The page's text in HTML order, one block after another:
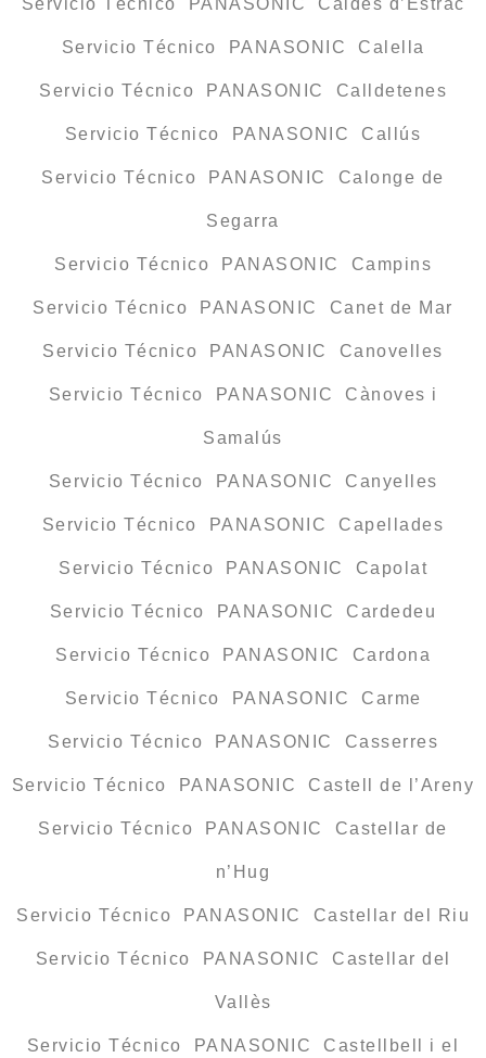
Servicio Técnico PANASONIC Caldes d’Estrac
Servicio Técnico PANASONIC Calella
Servicio Técnico PANASONIC Calldetenes
Servicio Técnico PANASONIC Callús
Servicio Técnico PANASONIC Calonge de
Segarra
Servicio Técnico PANASONIC Campins
Servicio Técnico PANASONIC Canet de Mar
Servicio Técnico PANASONIC Canovelles
Servicio Técnico PANASONIC Cànoves i
Samalús
Servicio Técnico PANASONIC Canyelles
Servicio Técnico PANASONIC Capellades
Servicio Técnico PANASONIC Capolat
Servicio Técnico PANASONIC Cardedeu
Servicio Técnico PANASONIC Cardona
Servicio Técnico PANASONIC Carme
Servicio Técnico PANASONIC Casserres
Servicio Técnico PANASONIC Castell de l’Areny
Servicio Técnico PANASONIC Castellar de
n’Hug
Servicio Técnico PANASONIC Castellar del Riu
Servicio Técnico PANASONIC Castellar del
Vallès
Servicio Técnico PANASONIC Castellbell i el